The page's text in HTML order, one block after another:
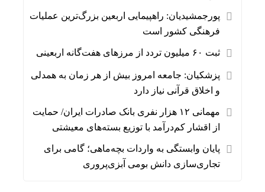
پورجمشیدیان: راهپیمایی اربعین بزرگ‌ترین عملیات
فرهنگی کشور است
ثبت ۶۰ میلیون تردد از مرزهای هفت‌گانه اربعینی
پزشکیان: جامعه امروز بیش از هر زمان به همدلی
و اخلاق قرآنی نیاز دارد
مهمانی ۱۲ هزار نفری بانک صادرات ایران/ حمایت
از اقشار کم‌درآمد با توزیع بسته‌های معیشتی
پایان وابستگی به واردات بچه‌ماهی؛ گامی برای
تجاری‌سازی دانش بومی آبزی‌پروری